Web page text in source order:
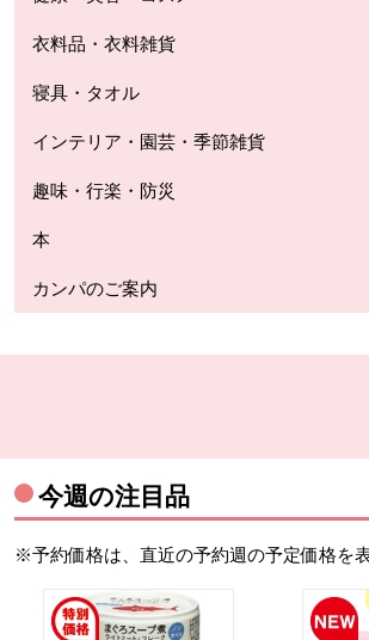
衣料品・衣料雑貨
寝具・タオル
インテリア・園芸・季節雑貨
趣味・行楽・防災
本
カンパのご案内
今週の注目品
※予約価格は、直近の予約週の予定価格を